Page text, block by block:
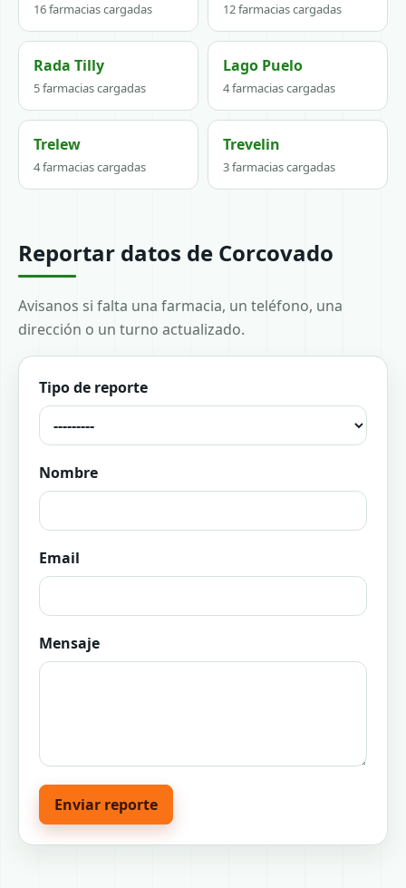
16 farmacias cargadas 12 farmacias cargadas
Rada Tilly
5 farmacias cargadas
Lago Puelo
4 farmacias cargadas
Trelew
4 farmacias cargadas
Trevelin
3 farmacias cargadas
Reportar datos de Corcovado
Avisanos si falta una farmacia, un teléfono, una
dirección o un turno actualizado.
Tipo de reporte
Nombre
Email
Mensaje
Enviar reporte